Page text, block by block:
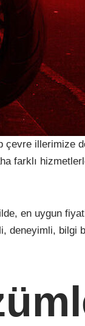
çevre illerimize
farklı
en uygun
deneyimli,